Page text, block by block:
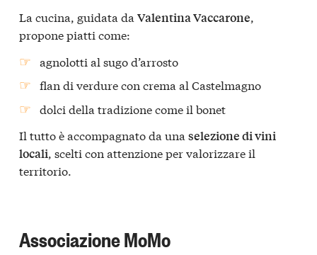
La cucina, guidata da Valentina Vaccarone,
propone piatti come:
agnolotti al sugo d’arrosto
flan di verdure con crema al Castelmagno
dolci della tradizione come il bonet
Il tutto è accompagnato da una selezione di vini
locali, scelti con attenzione per valorizzare il
territorio.
Associazione MoMo